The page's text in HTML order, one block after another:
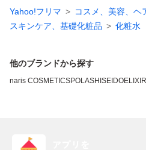
Yahoo!フリマ
コスメ、美容、ヘ
スキンケア、基礎化粧品
化粧水
他のブランドから探す
naris COSMETICSPOLASHISEIDO